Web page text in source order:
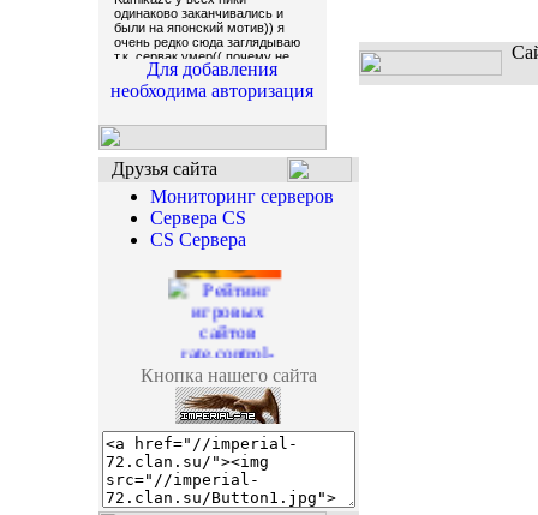
Для добавления
необходима авторизация
Друзья сайта
Мониторинг серверов
Сервера CS
CS Сервера
Кнопка нашего сайта